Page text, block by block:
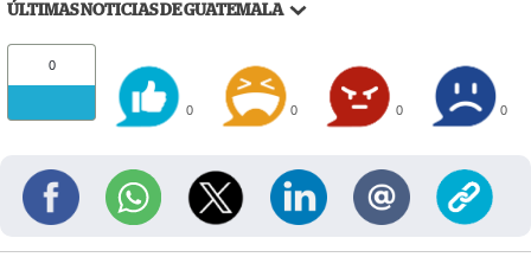
ÚLTIMAS NOTICIAS DE GUATEMALA
0
0 0 0 0